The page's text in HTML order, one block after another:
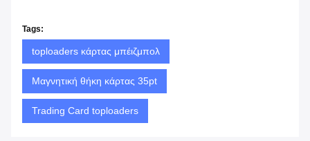
Tags:
toploaders κάρτας μπέιζμπολ
Μαγνητική θήκη κάρτας 35pt
Trading Card toploaders